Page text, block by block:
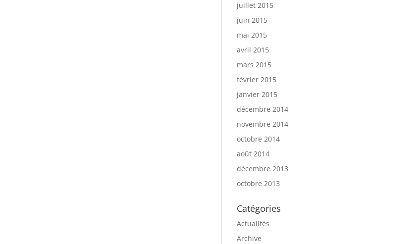
juillet 2015
juin 2015
mai 2015
avril 2015
mars 2015
février 2015
janvier 2015
décembre 2014
novembre 2014
octobre 2014
août 2014
décembre 2013
octobre 2013
Catégories
Actualités
Archive